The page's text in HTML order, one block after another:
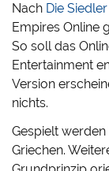
Nach Die
Empires Online
So soll das
Entertainment
Version
nichts.
Gespielt werden
Griechen.